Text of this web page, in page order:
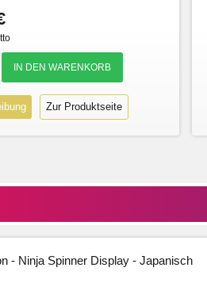
Zur Produktseite
- Ninja Spinner Display - Japanisch